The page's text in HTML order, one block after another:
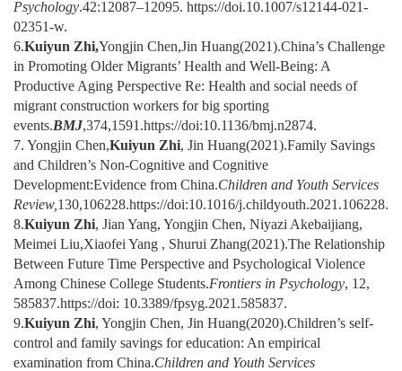
Psychology.42:12087–12095. https://doi.10.1007/s12144-021-
02351-w.
6.Kuiyun Zhi,Yongjin Chen,Jin Huang(2021).China’s Challenge
in Promoting Older Migrants’ Health and Well-Being: A
Productive Aging Perspective Re: Health and social needs of
migrant construction workers for big sporting
events.BMJ,374,1591.https://doi:10.1136/bmj.n2874.
7. Yongjin Chen,Kuiyun Zhi, Jin Huang(2021).Family Savings
and Children’s Non-Cognitive and Cognitive
Development:Evidence from China.Children and Youth Services
Review, 130,106228.https://doi:10.1016/j.childyouth.2021.106228.
8.Kuiyun Zhi, Jian Yang, Yongjin Chen, Niyazi Akebaijiang,
Meimei Liu,Xiaofei Yang , Shurui Zhang(2021).The Relationship
Between Future Time Perspective and Psychological Violence
Among Chinese College Students.Frontiers in Psychology, 12,
585837.https://doi: 10.3389/fpsyg.2021.585837.
9.Kuiyun Zhi, Yongjin Chen, Jin Huang(2020).Children’s self-
control and family savings for education: An empirical
examination from China.Children and Youth Services